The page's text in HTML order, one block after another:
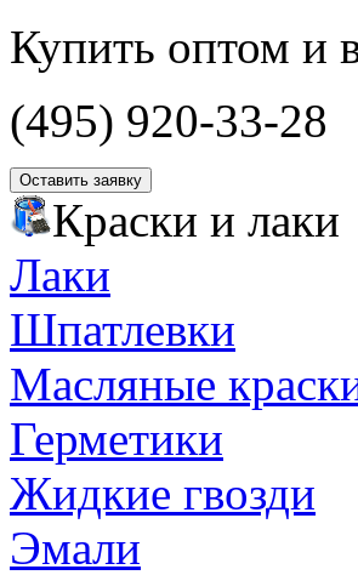
Купить оптом и
(495) 920-33-28
Оставить заявку
Краски и лаки
Лаки
Шпатлевки
Масляные
Герметики
Жидкие гвозди
Эмали